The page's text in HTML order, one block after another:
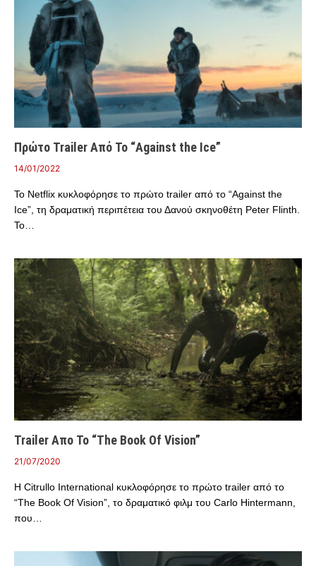
Πρώτο Trailer Από Το “Against the Ice”
14/01/2022
Το Netflix κυκλοφόρησε το πρώτο trailer από το “Against the
Ice”, τη δραματική περιπέτεια του Δανού σκηνοθέτη Peter Flinth.
Το…
Trailer Απο Το “The Book Of Vision”
21/07/2020
Η Citrullo International κυκλοφόρησε το πρώτο trailer από το
“The Book Of Vision”, το δραματικό φιλμ του Carlo Hintermann,
που…